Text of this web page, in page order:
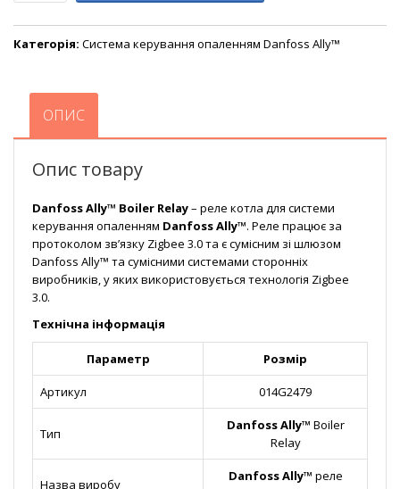
Категорія: Система керування опаленням Danfoss Ally™
ОПИС
Опис товару
Danfoss Ally™ Boiler Relay– реле котла для системи
керування опаленням Danfoss Ally™. Реле працює за
протоколом зв’язку Zigbee 3.0 та є сумісним зі шлюзом
Danfoss Ally™ та сумісними системами сторонніх
виробників, у яких використовується технологія Zigbee
3.0.
Технічна інформація
Параметр Розмір
Артикул 014G2479
Тип
Danfoss Ally™ Boiler
Relay
Назва виробу
Danfoss Ally™ реле